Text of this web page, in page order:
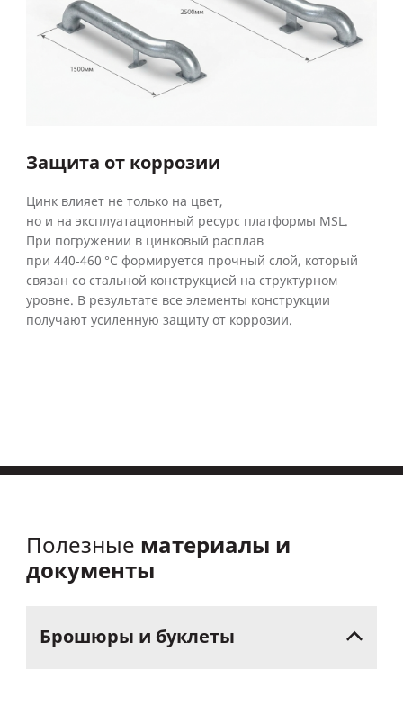
Защита от коррозии
Цинк влияет не только на цвет,
но и на эксплуатационный ресурс платформы MSL.
При погружении в цинковый расплав
при 440‑460 °C формируется прочный слой, который
связан со стальной конструкцией на структурном
уровне. В результате все элементы конструкции
получают усиленную защиту от коррозии.
Полезные материалы и
документы
Брошюры и буклеты